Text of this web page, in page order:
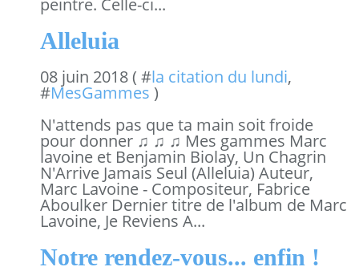
peintre. Celle-ci...
Alleluia
08 juin 2018 ( #la citation du lundi,
#MesGammes )
N'attends pas que ta main soit froide
pour donner ♫ ♫ ♫ Mes gammes Marc
lavoine et Benjamin Biolay, Un Chagrin
N'Arrive Jamais Seul (Alleluia) Auteur,
Marc Lavoine - Compositeur, Fabrice
Aboulker Dernier titre de l'album de Marc
Lavoine, Je Reviens A...
Notre rendez-vous... enfin !